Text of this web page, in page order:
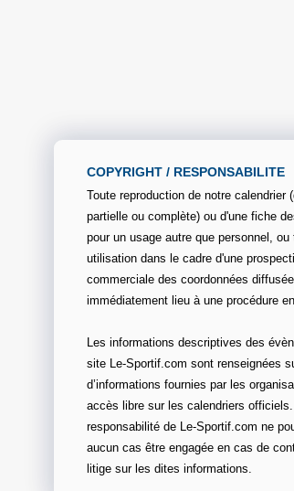
COPYRIGHT / RESPONSABILITE
Toute reproduction de notre calendrier
partielle ou complète) ou d'une fiche
pour un usage autre que personnel, ou
utilisation dans le cadre d'une
commerciale des coordonnées
immédiatement lieu à une procédure
Les informations descriptives des
site Le-Sportif.com sont renseignées
d’informations fournies par les
accès libre sur les calendriers
responsabilité de Le-Sportif.com ne
aucun cas être engagée en cas de
litige sur les dites informations.